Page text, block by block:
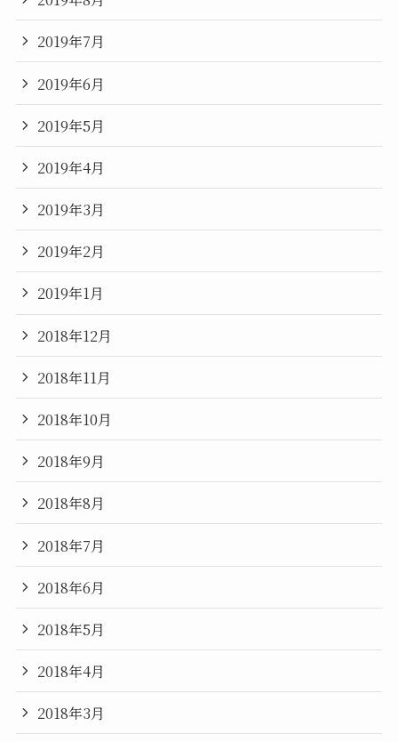
2019年7月
2019年6月
2019年5月
2019年4月
2019年3月
2019年2月
2019年1月
2018年12月
2018年11月
2018年10月
2018年9月
2018年8月
2018年7月
2018年6月
2018年5月
2018年4月
2018年3月